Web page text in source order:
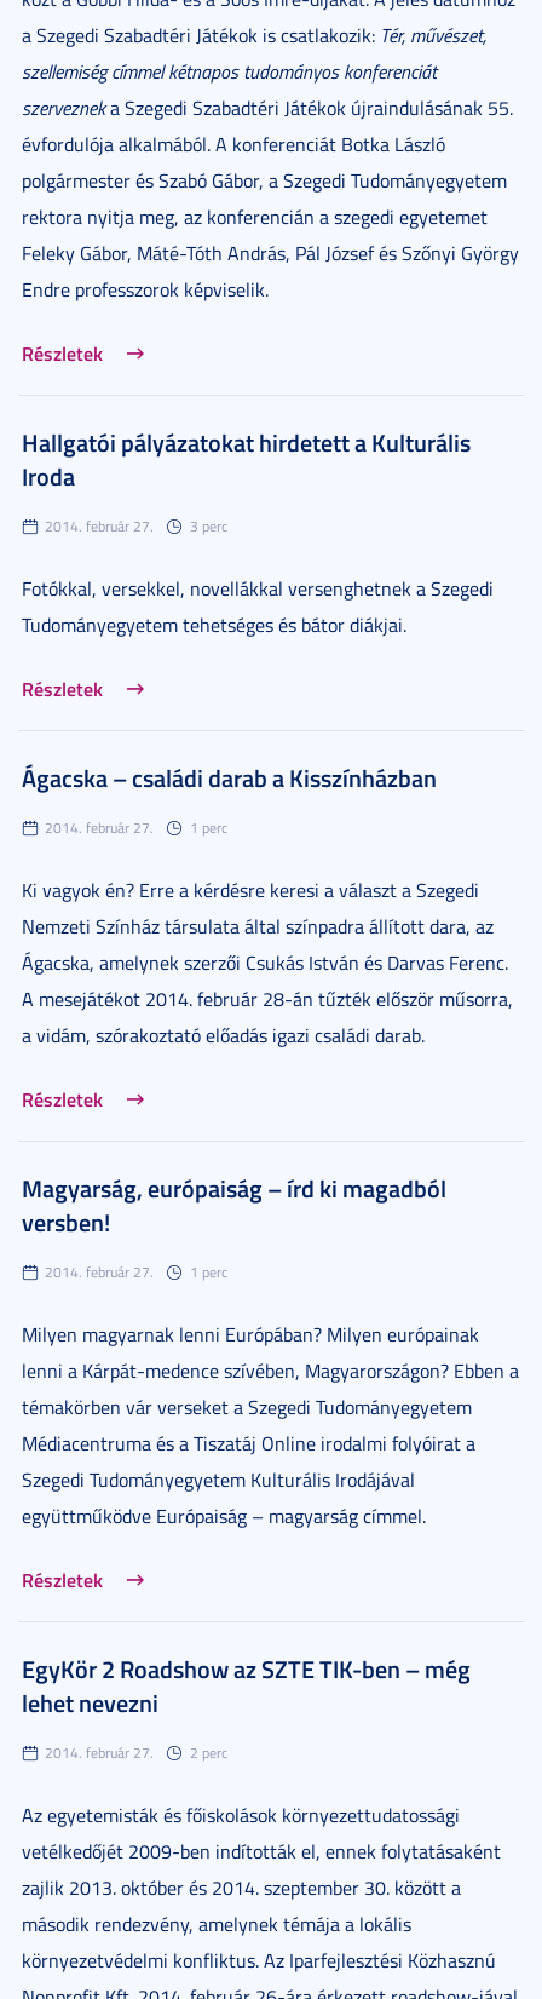
a Szegedi Szabadtéri Játékok is csatlakozik: Tér, művészet,
szellemiség címmel kétnapos tudományos konferenciát
szervezneka Szegedi Szabadtéri Játékok újraindulásának 55.
évfordulója alkalmából. A konferenciát Botka László
polgármester és Szabó Gábor, a Szegedi Tudományegyetem
rektora nyitja meg, az konferencián a szegedi egyetemet
Feleky Gábor, Máté-Tóth András, Pál József és Szőnyi György
Endre professzorok képviselik.
Részletek
Hallgatói pályázatokat hirdetett a Kulturális
Iroda
2014. február 27. 3 perc
Fotókkal, versekkel, novellákkal versenghetnek a Szegedi
Tudományegyetem tehetséges és bátor diákjai.
Részletek
Ágacska – családi darab a Kisszínházban
2014. február 27. 1 perc
Ki vagyok én? Erre a kérdésre keresi a választ a Szegedi
Nemzeti Színház társulata által színpadra állított dara, az
Ágacska, amelynek szerzői Csukás István és Darvas Ferenc.
A mesejátékot 2014. február 28-án tűzték először műsorra,
a vidám, szórakoztató előadás igazi családi darab.
Részletek
Magyarság, európaiság – írd ki magadból
versben!
2014. február 27. 1 perc
Milyen magyarnak lenni Európában? Milyen európainak
lenni a Kárpát-medence szívében, Magyarországon? Ebben a
témakörben vár verseket a Szegedi Tudományegyetem
Médiacentruma és a Tiszatáj Online irodalmi folyóirat a
Szegedi Tudományegyetem Kulturális Irodájával
együttműködve Európaiság – magyarság címmel.
Részletek
EgyKör 2 Roadshow az SZTE TIK-ben – még
lehet nevezni
2014. február 27. 2 perc
Az egyetemisták és főiskolások környezettudatossági
vetélkedőjét 2009-ben indították el, ennek folytatásaként
zajlik 2013. október és 2014. szeptember 30. között a
második rendezvény, amelynek témája a lokális
környezetvédelmi konfliktus. Az Iparfejlesztési Közhasznú